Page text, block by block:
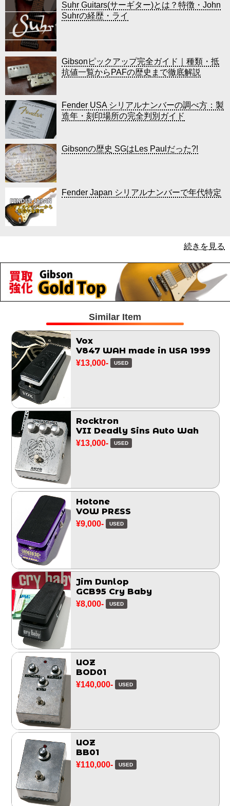
Suhr Guitars(サーギター)とは？特徴・John
Suhrの経歴・ライ
Gibsonピックアップ完全ガイド｜種類・抵
抗値一覧からPAFの歴史まで徹底解説
Fender USA シリアルナンバーの調べ方：製
造年・刻印場所の完全判別ガイド
Gibsonの歴史 SGはLes Paulだった?!
Fender Japan シリアルナンバーで年代特定
続きを見る
Similar Item
Vox
V847 WAH made in USA 1999
¥13,000- USED
Rocktron
VII Deadly Sins Auto Wah
¥13,000- USED
Hotone
VOW PRESS
¥9,000- USED
Jim Dunlop
GCB95 Cry Baby
¥8,000- USED
UOZ
BOD01
¥140,000- USED
UOZ
BB01
¥110,000- USED